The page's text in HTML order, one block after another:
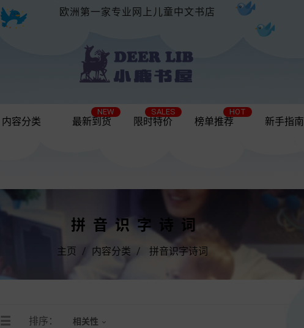
欧洲第一家专业网上儿童中文书店
内容分类 最新到货
NEW
限时特价
SALES
榜单推荐
HOT
新手指南
拼音识字诗词
主页 内容分类 拼音识字诗词
排序： 相关性 